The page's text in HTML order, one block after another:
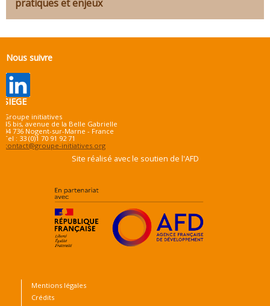
pratiques et enjeux
Nous suivre
SIEGE
Groupe initiatives
45 bis, avenue de la Belle Gabrielle
94 736 Nogent-sur-Marne - France
Tel : 33 (0)1 70 91 92 71
contact@groupe-initiatives.org
Site réalisé avec le soutien de l'AFD
Mentions légales
Crédits